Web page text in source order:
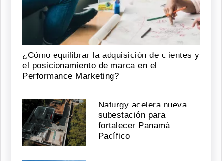
¿Cómo equilibrar la adquisición de clientes y
el posicionamiento de marca en el
Performance Marketing?
Naturgy acelera nueva
subestación para
fortalecer Panamá
Pacífico